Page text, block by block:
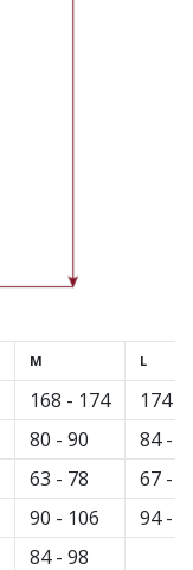
M
168 - 174
80 - 90
63 - 78
90 - 106
84 - 98
L
174 -
84 -
67 -
94 -